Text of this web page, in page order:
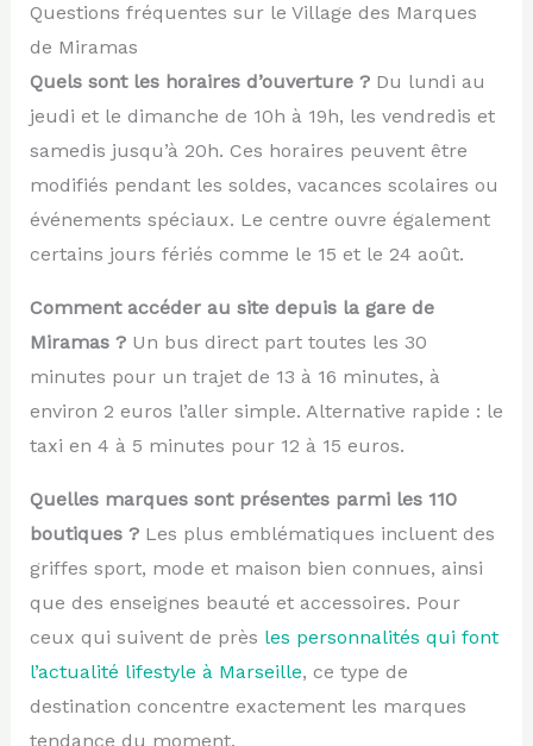
Questions fréquentes sur le Village des Marques
de Miramas
Quels sont les horaires d’ouverture ?Du lundi au
jeudi et le dimanche de 10h à 19h, les vendredis et
samedis jusqu’à 20h. Ces horaires peuvent être
modifiés pendant les soldes, vacances scolaires ou
événements spéciaux. Le centre ouvre également
certains jours fériés comme le 15 et le 24 août.
Comment accéder au site depuis la gare de
Miramas ?Un bus direct part toutes les 30
minutes pour un trajet de 13 à 16 minutes, à
environ 2 euros l’aller simple. Alternative rapide : le
taxi en 4 à 5 minutes pour 12 à 15 euros.
Quelles marques sont présentes parmi les 110
boutiques ?Les plus emblématiques incluent des
griffes sport, mode et maison bien connues, ainsi
que des enseignes beauté et accessoires. Pour
ceux qui suivent de près les personnalités qui font
l’actualité lifestyle à Marseille, ce type de
destination concentre exactement les marques
tendance du moment.